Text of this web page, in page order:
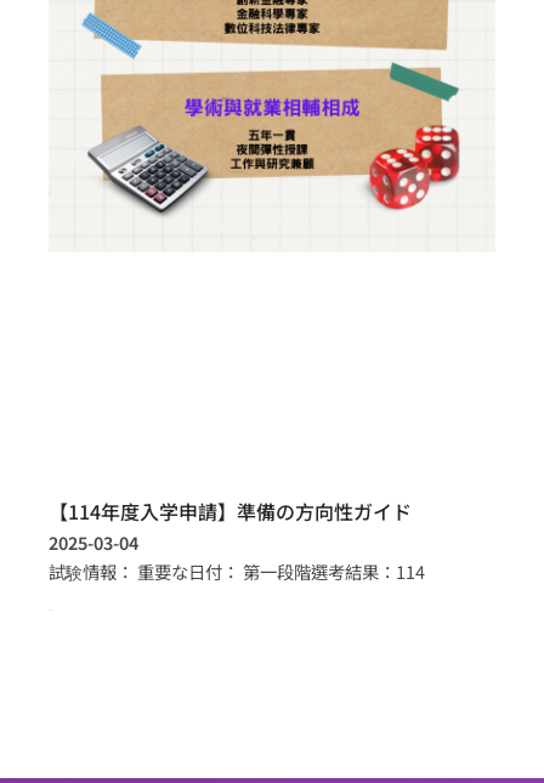
【114年度入学申請】準備の方向性ガイド
2025-03-04
試験情報： 重要な日付： 第一段階選考結果：114